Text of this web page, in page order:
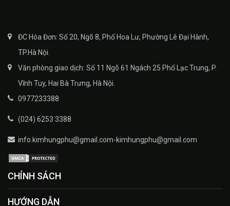
ĐC Hóa Đơn: Số 20, Ngõ 8, Phố Hoa Lư, Phường Lê Đại Hành,
TP.Hà Nội.
Văn phòng giao dịch: Số 11 Ngõ 61 Ngách 25 Phố Lạc Trung, P.
Vĩnh Tuy, Hai Bà Trưng, Hà Nội.
0977233388
(024) 6253 3388
info.kimhungphu@gmail.com-kimhungphu@gmail.com
CHÍNH SÁCH
HƯỚNG DẪN